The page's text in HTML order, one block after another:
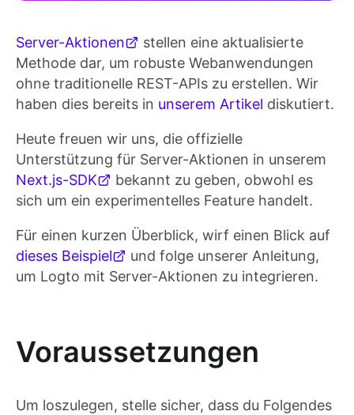
Server-Aktionen
stellen eine aktualisierte
Methode dar, um robuste Webanwendungen
ohne traditionelle REST-APIs zu erstellen. Wir
haben dies bereits in unserem Artikel diskutiert.
Heute freuen wir uns, die offizielle
Unterstützung für Server-Aktionen in unserem
Next.js-SDK
bekannt zu geben, obwohl es
sich um ein experimentelles Feature handelt.
Für einen kurzen Überblick, wirf einen Blick auf
dieses Beispiel
und folge unserer Anleitung,
um Logto mit Server-Aktionen zu integrieren.
Voraussetzungen
Um loszulegen, stelle sicher, dass du Folgendes